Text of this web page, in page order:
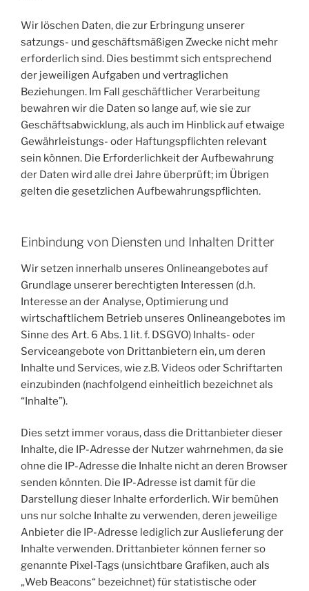
Wir löschen Daten, die zur Erbringung unserer
satzungs- und geschäftsmäßigen Zwecke nicht mehr
erforderlich sind. Dies bestimmt sich entsprechend
der jeweiligen Aufgaben und vertraglichen
Beziehungen. Im Fall geschäftlicher Verarbeitung
bewahren wir die Daten so lange auf, wie sie zur
Geschäftsabwicklung, als auch im Hinblick auf etwaige
Gewährleistungs- oder Haftungspflichten relevant
sein können. Die Erforderlichkeit der Aufbewahrung
der Daten wird alle drei Jahre überprüft; im Übrigen
gelten die gesetzlichen Aufbewahrungspflichten.
Einbindung von Diensten und Inhalten Dritter
Wir setzen innerhalb unseres Onlineangebotes auf
Grundlage unserer berechtigten Interessen (d.h.
Interesse an der Analyse, Optimierung und
wirtschaftlichem Betrieb unseres Onlineangebotes im
Sinne des Art. 6 Abs. 1 lit. f. DSGVO) Inhalts- oder
Serviceangebote von Drittanbietern ein, um deren
Inhalte und Services, wie z.B. Videos oder Schriftarten
einzubinden (nachfolgend einheitlich bezeichnet als
“Inhalte”).
Dies setzt immer voraus, dass die Drittanbieter dieser
Inhalte, die IP-Adresse der Nutzer wahrnehmen, da sie
ohne die IP-Adresse die Inhalte nicht an deren Browser
senden könnten. Die IP-Adresse ist damit für die
Darstellung dieser Inhalte erforderlich. Wir bemühen
uns nur solche Inhalte zu verwenden, deren jeweilige
Anbieter die IP-Adresse lediglich zur Auslieferung der
Inhalte verwenden. Drittanbieter können ferner so
genannte Pixel-Tags (unsichtbare Grafiken, auch als
„Web Beacons“ bezeichnet) für statistische oder